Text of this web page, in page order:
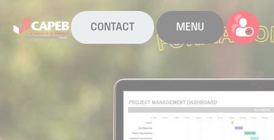
CONTACT MENU
Nos services